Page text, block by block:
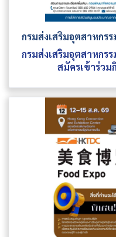
กรมส่งเสริมอุตสาหกร
กรมส่งเสริมอุตสาหกร
สมัครเข้าร่วม